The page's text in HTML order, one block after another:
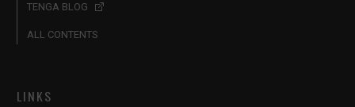
TENGA BLOG
ALL CONTENTS
LINKS